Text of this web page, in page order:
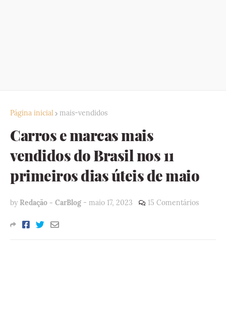
Página inicial mais-vendidos
Carros e marcas mais
vendidos do Brasil nos 11
primeiros dias úteis de maio
by Redação - CarBlog - maio 17, 2023 15 Comentários